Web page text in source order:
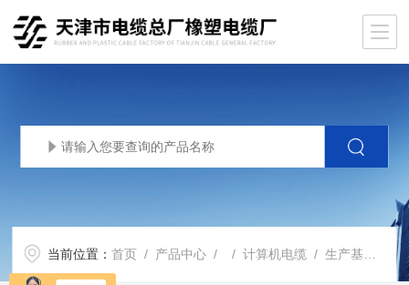
当前位置：首页 / 产品中心 / /计算机电缆 / 生产基地铜丝编织总屏蔽计算机电缆DJYVP-2*2*1.5